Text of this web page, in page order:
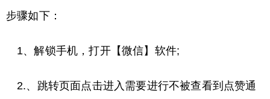
步骤如下：
1、解锁手机，打开【微信】软件;
2.、跳转页面点击进入需要进行不被查看到点赞通